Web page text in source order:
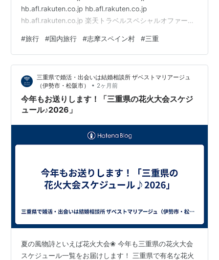
hb.afl.rakuten.co.jp hb.afl.rakuten.co.jp
hb.afl.rakuten.co.jp 楽天トラベルスペシャルオファー
hb.afl.rakuten.co.jp 開催中のキャンペーン
hb.afl.rakuten.co.jp hb.afl.rakuten.co…
#旅行 #国内旅行 #志摩スペイン村 #三重
三重県で婚活・出会いは結婚相談所 ザベストマリアージュ
（伊勢市・松阪市）
• 2ヶ月前
今年もお送りします！「三重県の花火大会スケジ
ュール♪2026」
夏の風物詩といえば花火大会❀ 今年も三重県の花火大会
スケジュール一覧をお届けします！ 三重県で有名な花火